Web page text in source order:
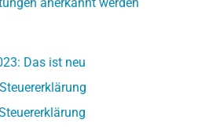
anerkannt werden
Das ist neu